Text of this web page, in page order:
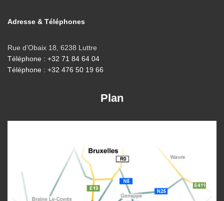
Adresse & Téléphones
Rue d’Obaix 18, 6238 Luttre
Téléphone : +32 71 84 64 04
Téléphone : +32 476 50 19 66
Plan